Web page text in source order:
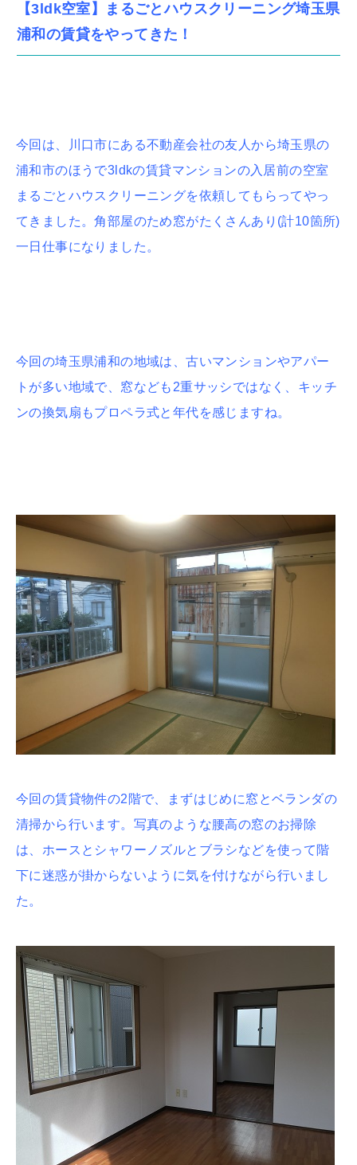
【3ldk空室】まるごとハウスクリーニング埼玉県
浦和の賃貸をやってきた！
今回は、川口市にある不動産会社の友人から埼玉県の
浦和市のほうで3ldkの賃貸マンションの入居前の空室
まるごとハウスクリーニングを依頼してもらってやっ
てきました。角部屋のため窓がたくさんあり(計10箇所)
一日仕事になりました。
今回の埼玉県浦和の地域は、古いマンションやアパー
トが多い地域で、窓なども2重サッシではなく、キッチ
ンの換気扇もプロペラ式と年代を感じますね。
今回の賃貸物件の2階で、まずはじめに窓とベランダの
清掃から行います。写真のような腰高の窓のお掃除
は、ホースとシャワーノズルとブラシなどを使って階
下に迷惑が掛からないように気を付けながら行いまし
た。